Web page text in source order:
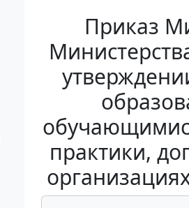
Приказ
практики,